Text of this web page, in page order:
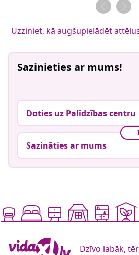
Uzziniet, kā augšupielādēt
Sazinieties ar mums!
Doties uz Palīdzības centru
Sazināties ar mums
Dzīvo labāk,